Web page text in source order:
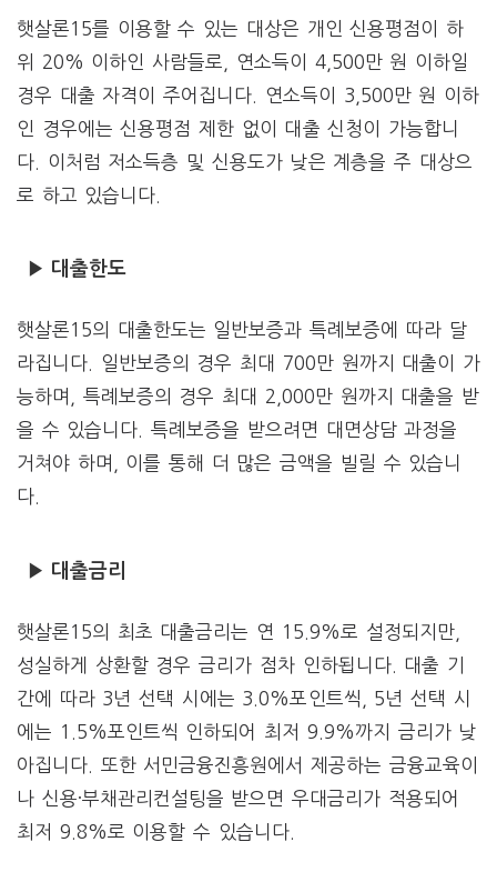
햇살론15를 이용할 수 있는 대상은 개인 신용평점이 하
위 20% 이하인 사람들로, 연소득이 4,500만 원 이하일
경우 대출 자격이 주어집니다. 연소득이 3,500만 원 이하
인 경우에는 신용평점 제한 없이 대출 신청이 가능합니
다. 이처럼 저소득층 및 신용도가 낮은 계층을 주 대상으
로 하고 있습니다.
▶ 대출한도
햇살론15의 대출한도는 일반보증과 특례보증에 따라 달
라집니다. 일반보증의 경우 최대 700만 원까지 대출이 가
능하며, 특례보증의 경우 최대 2,000만 원까지 대출을 받
을 수 있습니다. 특례보증을 받으려면 대면상담 과정을
거쳐야 하며, 이를 통해 더 많은 금액을 빌릴 수 있습니
다.
▶ 대출금리
햇살론15의 최초 대출금리는 연 15.9%로 설정되지만,
성실하게 상환할 경우 금리가 점차 인하됩니다. 대출 기
간에 따라 3년 선택 시에는 3.0%포인트씩, 5년 선택 시
에는 1.5%포인트씩 인하되어 최저 9.9%까지 금리가 낮
아집니다. 또한 서민금융진흥원에서 제공하는 금융교육이
나 신용·부채관리컨설팅을 받으면 우대금리가 적용되어
최저 9.8%로 이용할 수 있습니다.